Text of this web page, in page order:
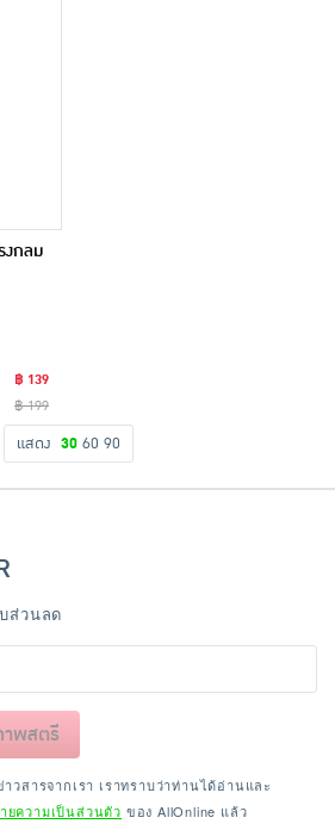
กลม
฿ 139
฿ 199
แสดง 30 60 90
ส่วนลด
พสตรี
วสารจากเรา เราทราบว่าท่านได้อ่านและ
ยความเป็นส่วนตัว ของ AllOnline แล้ว